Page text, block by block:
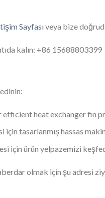
Sayfasıveya bize
kalın: +86 15688803399
heat exchanger fin
için tasarlanmış hassas
için ürün yelpazemizi
olmak için şu adresi